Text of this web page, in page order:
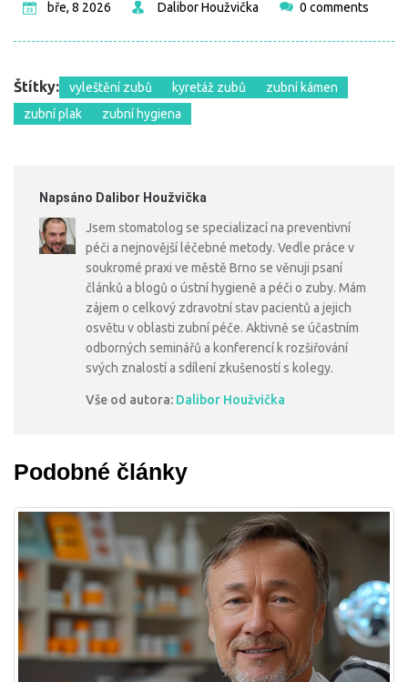
bře, 8 2026 Dalibor Houžvička 0 comments
Štítky: vyleštění zubů kyretáž zubů
zubní kámen
zubní plak
zubní hygiena
Napsáno Dalibor Houžvička
Jsem stomatolog se specializací na preventivní
péči a nejnovější léčebné metody. Vedle práce v
soukromé praxi ve městě Brno se věnuji psaní
článků a blogů o ústní hygieně a péči o zuby. Mám
zájem o celkový zdravotní stav pacientů a jejich
osvětu v oblasti zubní péče. Aktivně se účastním
odborných seminářů a konferencí k rozšiřování
svých znalostí a sdílení zkušeností s kolegy.
Vše od autora: Dalibor Houžvička
Podobné články